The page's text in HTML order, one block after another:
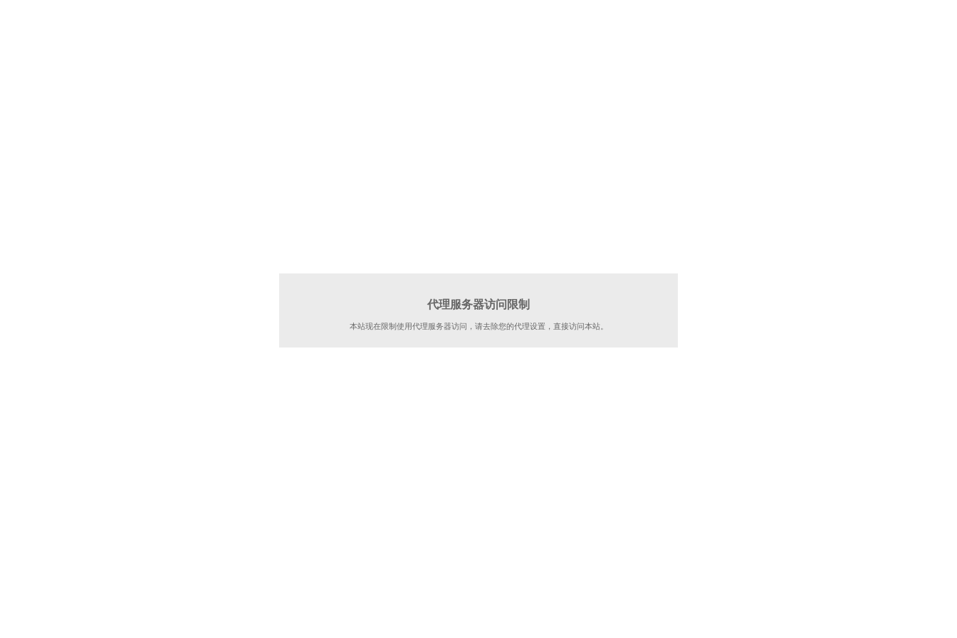
代理服务器访问限制
本站现在限制使用代理服务器访问，请去除您的代理设置，直接访问本站。